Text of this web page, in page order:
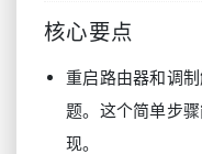
核心要点
重启路由器和调
题。这个简单步
现。